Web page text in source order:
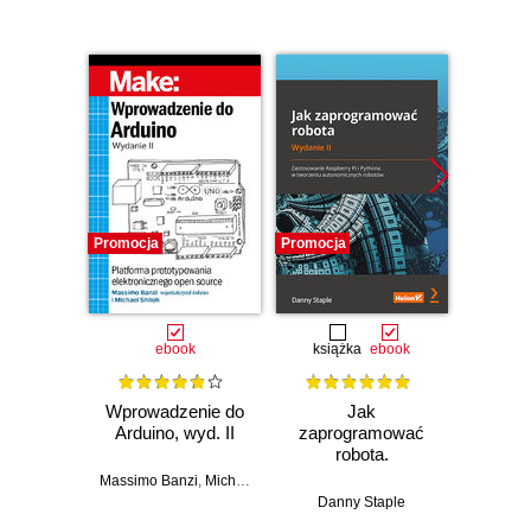
Promocja
ebook
Wprowadzenie do
Arduino, wyd. II
Massimo Banzi, Michael Shiloh
Promocja
książka ebook
Jak
zaprogramować
robota.
Raspberry Pi i
Danny Staple